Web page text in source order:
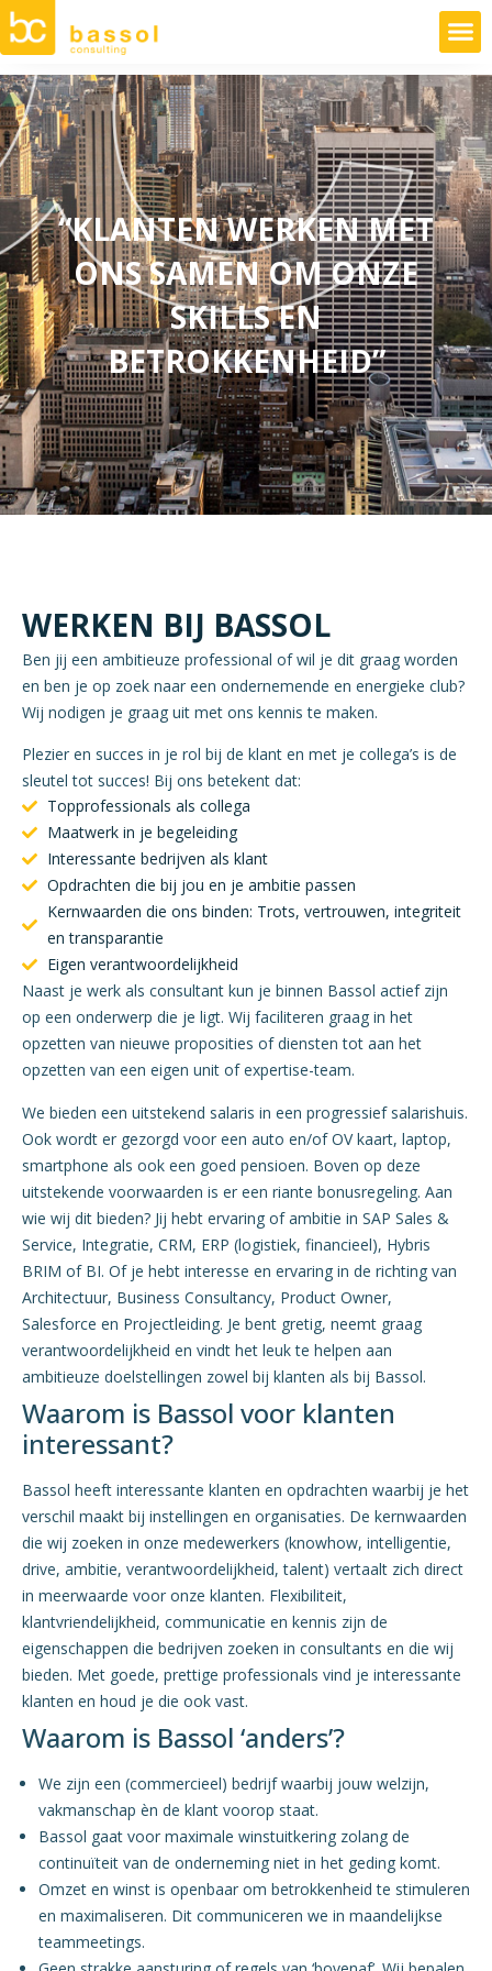
“KLANTEN WERKEN MET
ONS SAMEN OM ONZE
SKILLS EN
BETROKKENHEID”
WERKEN BIJ BASSOL
Ben jij een ambitieuze professional of wil je dit graag worden
en ben je op zoek naar een ondernemende en energieke club?
Wij nodigen je graag uit met ons kennis te maken.
Plezier en succes in je rol bij de klant en met je collega’s is de
sleutel tot succes! Bij ons betekent dat:
Topprofessionals als collega
Maatwerk in je begeleiding
Interessante bedrijven als klant
Opdrachten die bij jou en je ambitie passen
Kernwaarden die ons binden: Trots, vertrouwen, integriteit
en transparantie
Eigen verantwoordelijkheid
Naast je werk als consultant kun je binnen Bassol actief zijn
op een onderwerp die je ligt. Wij faciliteren graag in het
opzetten van nieuwe proposities of diensten tot aan het
opzetten van een eigen unit of expertise-team.
We bieden een uitstekend salaris in een progressief salarishuis.
Ook wordt er gezorgd voor een auto en/of OV kaart, laptop,
smartphone als ook een goed pensioen. Boven op deze
uitstekende voorwaarden is er een riante bonusregeling. Aan
wie wij dit bieden? Jij hebt ervaring of ambitie in SAP Sales &
Service, Integratie, CRM, ERP (logistiek, financieel), Hybris
BRIM of BI. Of je hebt interesse en ervaring in de richting van
Architectuur, Business Consultancy, Product Owner,
Salesforce en Projectleiding. Je bent gretig, neemt graag
verantwoordelijkheid en vindt het leuk te helpen aan
ambitieuze doelstellingen zowel bij klanten als bij Bassol.
Waarom is Bassol voor klanten
interessant?
Bassol heeft interessante klanten en opdrachten waarbij je het
verschil maakt bij instellingen en organisaties. De kernwaarden
die wij zoeken in onze medewerkers (knowhow, intelligentie,
drive, ambitie, verantwoordelijkheid, talent) vertaalt zich direct
in meerwaarde voor onze klanten. Flexibiliteit,
klantvriendelijkheid, communicatie en kennis zijn de
eigenschappen die bedrijven zoeken in consultants en die wij
bieden. Met goede, prettige professionals vind je interessante
klanten en houd je die ook vast.
Waarom is Bassol ‘anders’?
We zijn een (commercieel) bedrijf waarbij jouw welzijn,
vakmanschap èn de klant voorop staat.
Bassol gaat voor maximale winstuitkering zolang de
continuïteit van de onderneming niet in het geding komt.
Omzet en winst is openbaar om betrokkenheid te stimuleren
en maximaliseren. Dit communiceren we in maandelijkse
teammeetings.